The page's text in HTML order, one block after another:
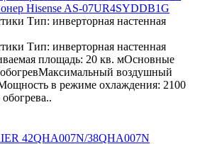
Hisense AS-07UR4SYDDB1G
Тип: инверторная настенная
Тип: инверторная настенная
площадь: 20 кв. мОсновные
воздушный
в режиме охлаждения: 2100